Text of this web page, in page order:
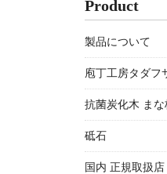
Product
製品について
庖丁工房タダフ
抗菌炭化木 まな
砥石
国内 正規取扱店